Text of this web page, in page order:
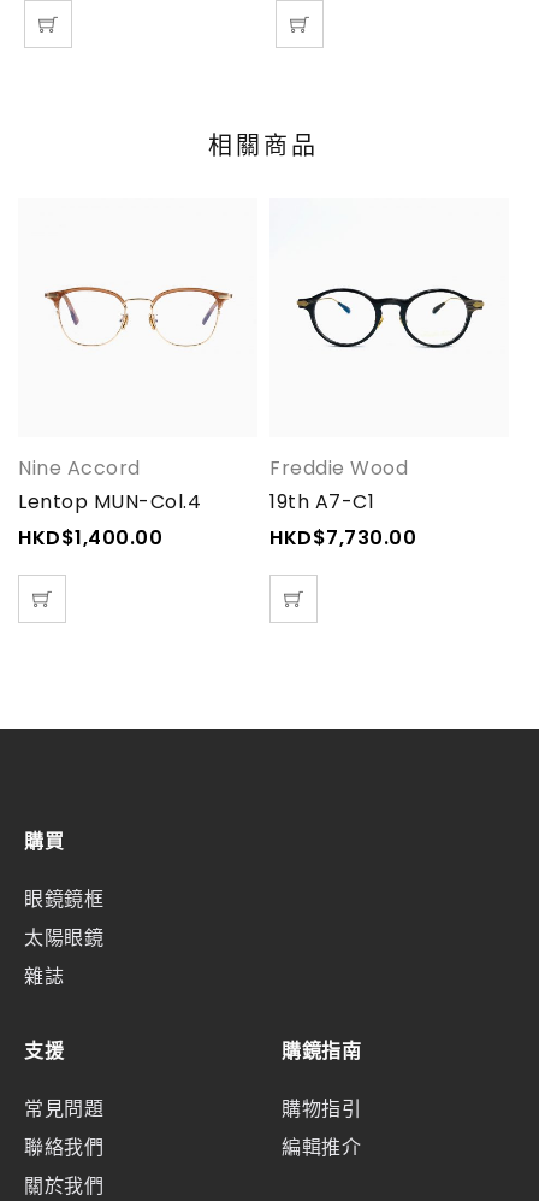
相關商品
Nine Accord
Lentop MUN-Col.4
HKD$1,400.00
Freddie Wood
19th A7-C1
HKD$7,730.00
購買
眼鏡鏡框
太陽眼鏡
雜誌
支援
常見問題
聯絡我們
關於我們
購鏡指南
購物指引
編輯推介